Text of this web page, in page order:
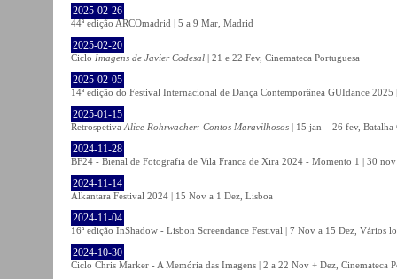
2025-02-26
44ª edição ARCOmadrid | 5 a 9 Mar, Madrid
2025-02-20
Ciclo Imagens de Javier Codesal | 21 e 22 Fev, Cinemateca Portuguesa
2025-02-05
14ª edição do Festival Internacional de Dança Contemporânea GUIdance 2025
2025-01-15
Retrospetiva Alice Rohrwacher: Contos Maravilhosos | 15 jan – 26 fev, Batalha
2024-11-28
BF24 - Bienal de Fotografia de Vila Franca de Xira 2024 - Momento 1 | 30
2024-11-14
Alkantara Festival 2024 | 15 Nov a 1 Dez, Lisboa
2024-11-04
16ª edição InShadow - Lisbon Screendance Festival | 7 Nov a 15 Dez, Vários
2024-10-30
Ciclo Chris Marker - A Memória das Imagens | 2 a 22 Nov + Dez, Cinemateca